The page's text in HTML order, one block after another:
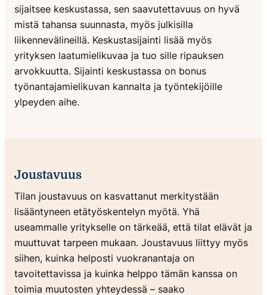
sijaitsee keskustassa, sen saavutettavuus on hyvä
mistä tahansa suunnasta, myös julkisilla
liikennevälineillä. Keskustasijainti lisää myös
yrityksen laatumielikuvaa ja tuo sille ripauksen
arvokkuutta. Sijainti keskustassa on bonus
työnantajamielikuvan kannalta ja työntekijöille
ylpeyden aihe.
Joustavuus
Tilan joustavuus on kasvattanut merkitystään
lisääntyneen etätyöskentelyn myötä. Yhä
useammalle yritykselle on tärkeää, että tilat elävät ja
muuttuvat tarpeen mukaan. Joustavuus liittyy myös
siihen, kuinka helposti vuokranantaja on
tavoitettavissa ja kuinka helppo tämän kanssa on
toimia muutosten yhteydessä – saako